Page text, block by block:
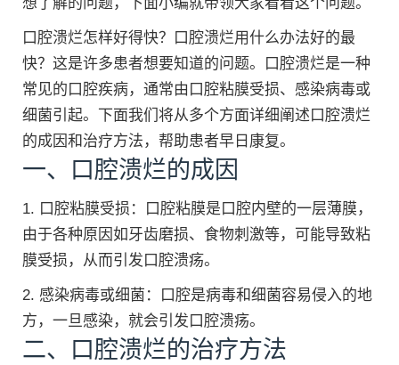
口腔溃烂怎样好得快？口腔溃烂用什么办法好的最
快？这是许多患者想要知道的问题。口腔溃烂是一种
常见的口腔疾病，通常由口腔粘膜受损、感染病毒或
细菌引起。下面我们将从多个方面详细阐述口腔溃烂
的成因和治疗方法，帮助患者早日康复。
一、口腔溃烂的成因
1. 口腔粘膜受损：口腔粘膜是口腔内壁的一层薄膜，
由于各种原因如牙齿磨损、食物刺激等，可能导致粘
膜受损，从而引发口腔溃疡。
2. 感染病毒或细菌：口腔是病毒和细菌容易侵入的地
方，一旦感染，就会引发口腔溃疡。
二、口腔溃烂的治疗方法